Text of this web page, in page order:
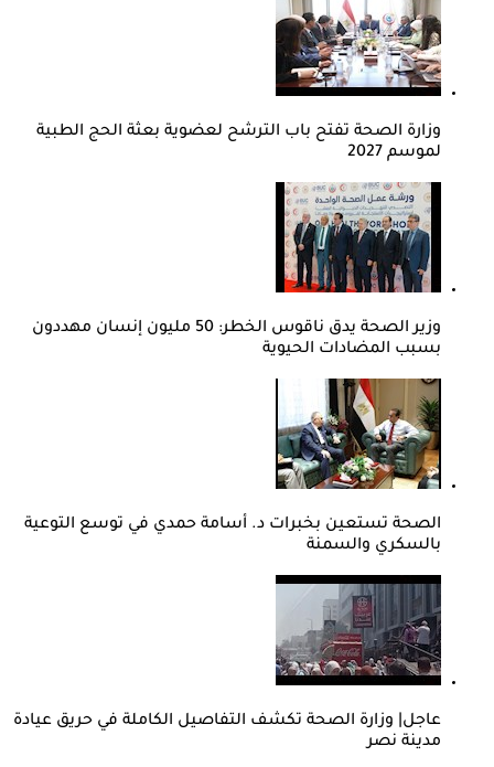
وزارة الصحة تفتح باب الترشح لعضوية بعثة الحج الطبية
لموسم 2027
وزير الصحة يدق ناقوس الخطر: 50 مليون إنسان مهددون
بسبب المضادات الحيوية
الصحة تستعين بخبرات د. أسامة حمدي في توسع التوعية
بالسكري والسمنة
عاجل| وزارة الصحة تكشف التفاصيل الكاملة في حريق عيادة
مدينة نصر